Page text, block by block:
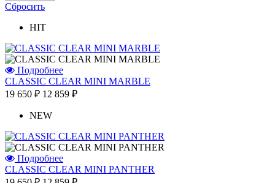
Сбросить
HIT
Подробнее
CLASSIC CLEAR MINI MARBLE
19 650 ₽ 12 859 ₽
NEW
Подробнее
CLASSIC CLEAR MINI PANTHER